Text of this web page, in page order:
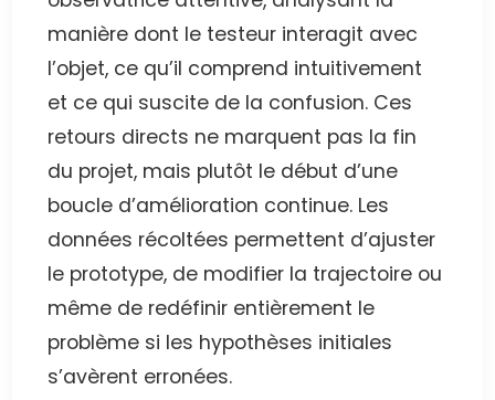
manière dont le testeur interagit avec
l’objet, ce qu’il comprend intuitivement
et ce qui suscite de la confusion. Ces
retours directs ne marquent pas la fin
du projet, mais plutôt le début d’une
boucle d’amélioration continue. Les
données récoltées permettent d’ajuster
le prototype, de modifier la trajectoire ou
même de redéfinir entièrement le
problème si les hypothèses initiales
s’avèrent erronées.